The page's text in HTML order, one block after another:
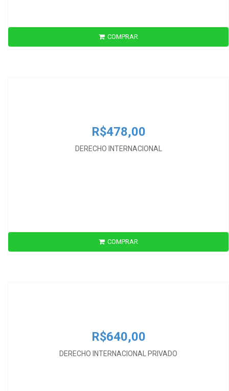
COMPRAR
R$478,00
DERECHO INTERNACIONAL
R$478,00
COMPRAR
R$640,00
DERECHO INTERNACIONAL PRIVADO
R$640,00